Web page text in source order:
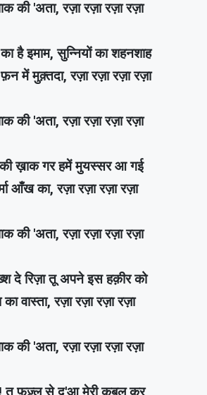
की 'अता, रज़ा रज़ा रज़ा रज़ा
है इमाम, सुन्नियों का शहनशाह
में मुक़्तदा, रज़ा रज़ा रज़ा रज़ा
की 'अता, रज़ा रज़ा रज़ा रज़ा
ख़ाक गर हमें मुयस्सर आ गई
आँख का, रज़ा रज़ा रज़ा रज़ा
की 'अता, रज़ा रज़ा रज़ा रज़ा
दे रिज़ा तू अपने इस हक़ीर को
वास्ता, रज़ा रज़ा रज़ा रज़ा
की 'अता, रज़ा रज़ा रज़ा रज़ा